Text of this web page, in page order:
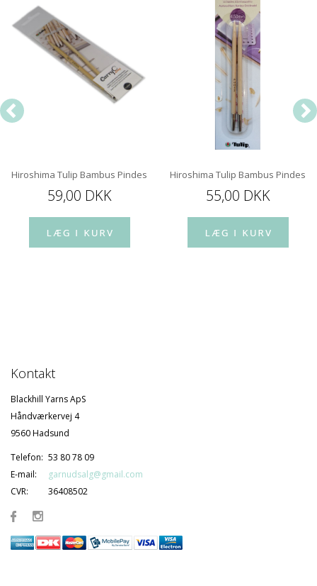
Hiroshima Tulip Bambus Pindespids 12 cm
59,00 DKK
Hiroshima Tulip Bambus
55,00 DKK
Kontakt
Blackhill Yarns ApS
Håndværkervej 4
9560 Hadsund
Telefon: 53 80 78 09
E-mail:
garnudsalg@gmail.com
CVR:
36408502